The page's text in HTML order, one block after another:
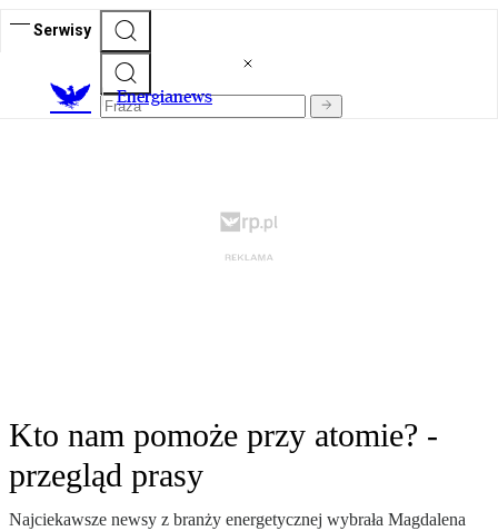
Serwisy
Energianews
Kto nam pomoże przy atomie? -
przegląd prasy
Najciekawsze newsy z branży energetycznej wybrała Magdalena